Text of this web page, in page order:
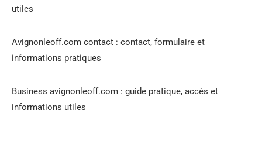
utiles
Avignonleoff.com contact : contact, formulaire et
informations pratiques
Business avignonleoff.com : guide pratique, accès et
informations utiles